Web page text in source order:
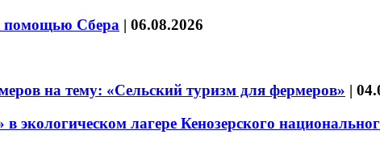
помощью Сбера | 06.08.2026
на тему: «Сельский туризм для фермеров» |
экологическом лагере Кенозерского